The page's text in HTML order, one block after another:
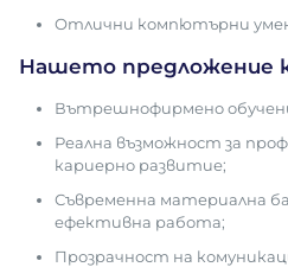
Отлични компютърни
Нашето предложение
Вътрешнофирмено
Реална възможност за
кариерно развитие;
Съвременна материална
ефективна работа;
Прозрачност на